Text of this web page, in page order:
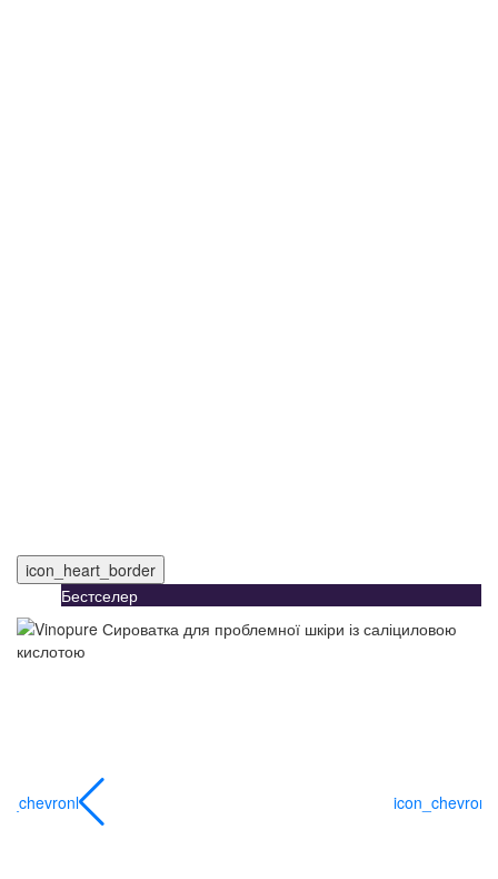
icon_heart_border
Бестселер
icon_chevronl